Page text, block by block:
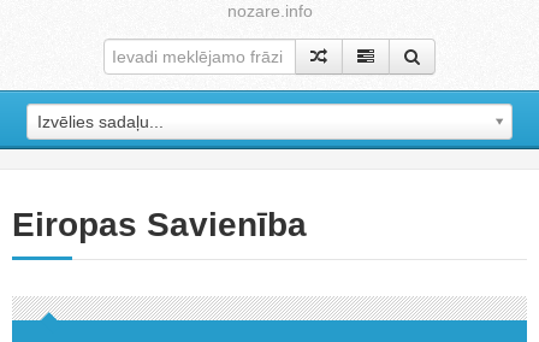
nozare.info
Izvēlies sadaļu...
Eiropas Savienība